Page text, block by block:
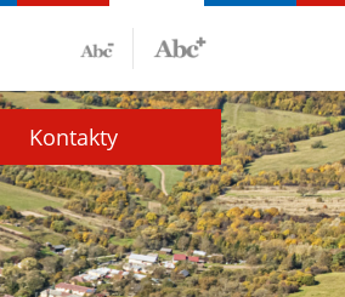
Kontakty